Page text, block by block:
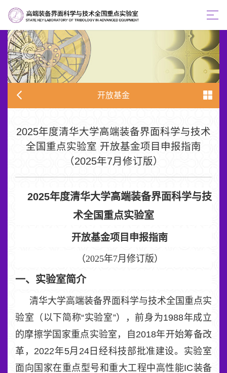
开放基金
2025年度清华大学高端装备界面科学与技术
全国重点实验室 开放基金项目申报指南
（2025年7月修订版）
2025年度清华大学高端装备界面科学与技
术全国重点实验室
开放基金项目申报指南
（2025年7月修订版）
一、实验室简介
清华大学高端装备界面科学与技术全国重点实
验室（以下简称“实验室”），前身为1988年成立
的摩擦学国家重点实验室，自2018年开始筹备改
革，2022年5月24日经科技部批准建设。实验室
面向国家在重点型号和重大工程中高性能IC装备